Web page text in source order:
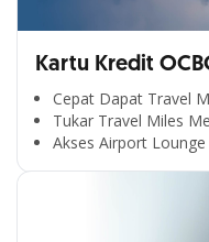
Kartu Kredit
Cepat Dapat Travel
Tukar Travel Miles
Akses Airport Lounge